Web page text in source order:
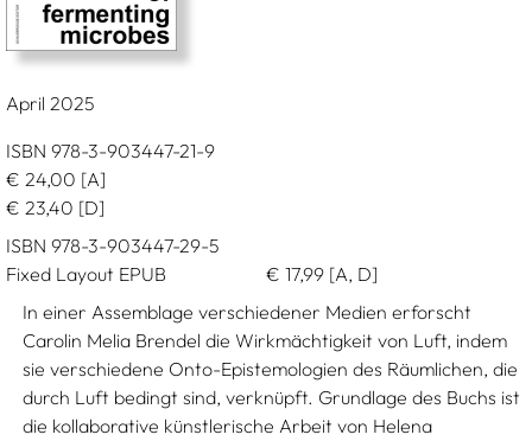
April 2025
ISBN 978-3-903447-21-9
€ 24,00 [A]
€ 23,40 [D]
ISBN 978-3-903447-29-5
Fixed Layout EPUB
€ 17,99 [A, D]
In einer Assemblage verschiedener Medien erforscht
Carolin Melia Brendel die Wirkmächtigkeit von Luft, indem
sie verschiedene Onto-Epistemologien des Räumlichen, die
durch Luft bedingt sind, verknüpft. Grundlage des Buchs ist
die kollaborative künstlerische Arbeit von Helena